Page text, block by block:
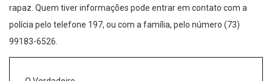
rapaz. Quem tiver informações pode entrar em contato com a
polícia pelo telefone 197, ou com a família, pelo número (73)
99183-6526.